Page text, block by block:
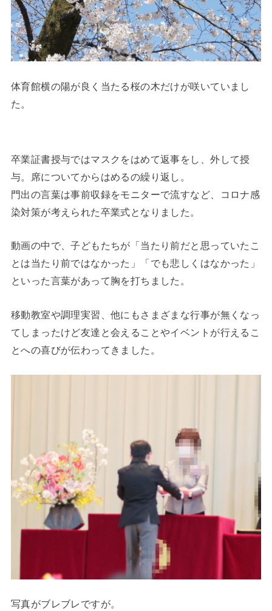
体育館横の陽が良く当たる桜の木だけが咲いていまし
た。
卒業証書授与ではマスクをはめて返事をし、外して授
与。席についてからはめるの繰り返し。
門出の言葉は事前収録をモニターで流すなど、コロナ感
染対策が考えられた卒業式となりました。
動画の中で、子どもたちが「当たり前だと思っていたこ
とは当たり前ではなかった」「でも悲しくはなかった」
といった言葉があって胸を打ちました。
移動教室や調理実習、他にもさまざまな行事が無くなっ
てしまったけど友達と会えることやイベントが行えるこ
とへの喜びが伝わってきました。
写真がブレブレですが。